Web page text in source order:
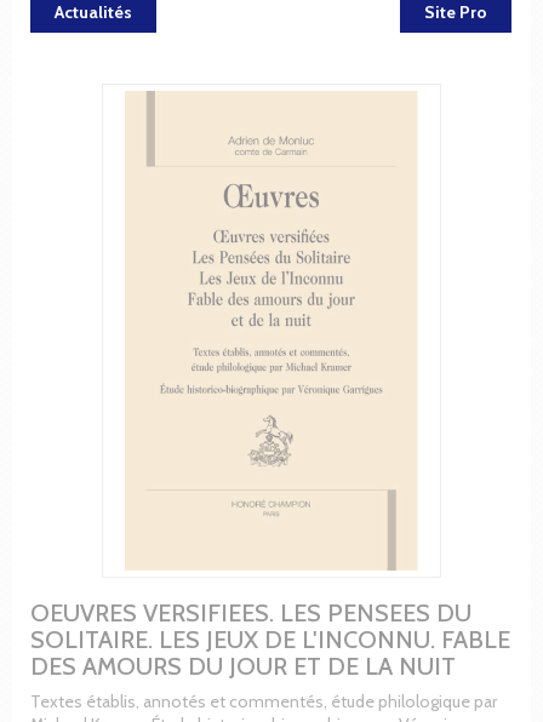
Actualités Site Pro
OEUVRES VERSIFIEES. LES PENSEES DU
SOLITAIRE. LES JEUX DE L'INCONNU. FABLE
DES AMOURS DU JOUR ET DE LA NUIT
Textes établis, annotés et commentés, étude philologique par